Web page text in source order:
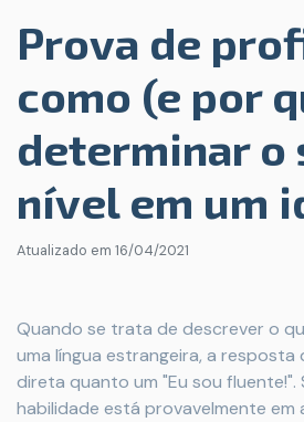
Prova de
como (e por
determinar o
nível em um
Atualizado em 16/04/2021
Quando se trata de descrever o
uma língua estrangeira, a resposta
direta quanto um "Eu sou fluente!".
habilidade está provavelmente em